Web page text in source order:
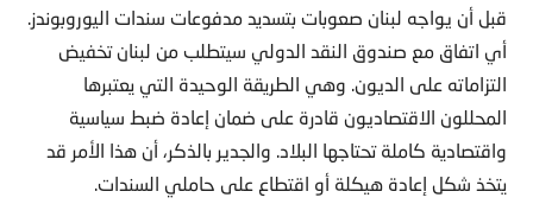
قبل أن يواجه لبنان صعوبات بتسديد مدفوعات سندات اليوروبوندز.
أي اتفاق مع صندوق النقد الدولي سيتطلب من لبنان تخفيض
التزاماته على الديون. وهي الطريقة الوحيدة التي يعتبرها
المحللون الاقتصاديون قادرة على ضمان إعادة ضبط سياسية
واقتصادية كاملة تحتاجها البلاد. والجدير بالذكر، أن هذا الأمر قد
يتخذ شكل إعادة هيكلة أو اقتطاع على حاملي السندات.